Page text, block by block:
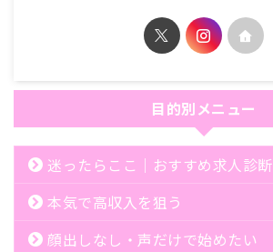
目的別メニュー
迷ったらここ｜おすすめ求人診断
本気で高収入を狙う
顔出しなし・声だけで始めたい